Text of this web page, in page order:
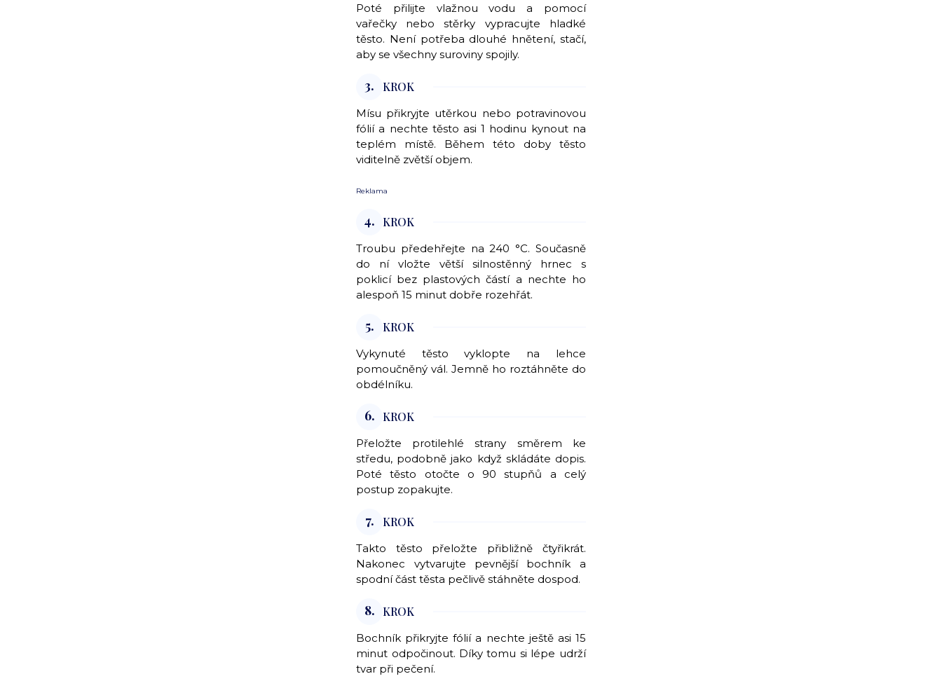
Poté přilijte vlažnou vodu a pomocí
vařečky nebo stěrky vypracujte hladké
těsto. Není potřeba dlouhé hnětení, stačí,
aby se všechny suroviny spojily.
3. KROK
Mísu přikryjte utěrkou nebo potravinovou
fólií a nechte těsto asi 1 hodinu kynout na
teplém místě. Během této doby těsto
viditelně zvětší objem.
Reklama
4. KROK
Troubu předehřejte na 240 °C. Současně
do ní vložte větší silnostěnný hrnec s
poklicí bez plastových částí a nechte ho
alespoň 15 minut dobře rozehřát.
5. KROK
Vykynuté těsto vyklopte na lehce
pomoučněný vál. Jemně ho roztáhněte do
obdélníku.
6. KROK
Přeložte protilehlé strany směrem ke
středu, podobně jako když skládáte dopis.
Poté těsto otočte o 90 stupňů a celý
postup zopakujte.
7. KROK
Takto těsto přeložte přibližně čtyřikrát.
Nakonec vytvarujte pevnější bochník a
spodní část těsta pečlivě stáhněte dospod.
8. KROK
Bochník přikryjte fólií a nechte ještě asi 15
minut odpočinout. Díky tomu si lépe udrží
tvar při pečení.